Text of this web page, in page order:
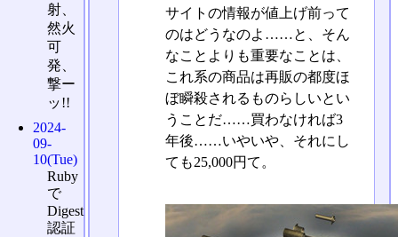
サイトの情報が値上げ前って
のはどうなのよ……と、そん
なことよりも重要なことは、
これ系の商品は再販の都度ほ
ぼ瞬殺されるものらしいとい
うことだ……買わなければ3
年後……いやいや、それにし
ても25,000円て。
射、
然火
可
発、
撃ー
ッ!!
2024-
09-
10(Tue)
Ruby
で
Digest
認証